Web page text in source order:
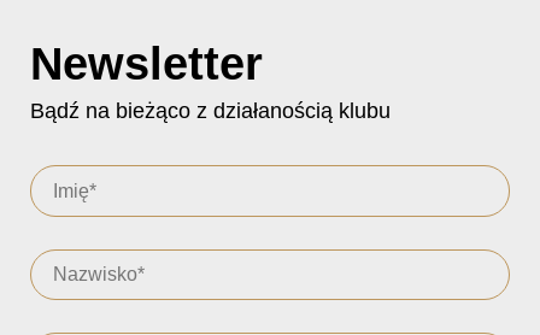
Newsletter
Bądź na bieżąco z działanością klubu